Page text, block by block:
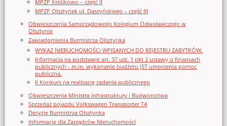
MPZP Królikowo – część II
MPZP Olsztynek ul. Daszyńskiego – część III
Obwieszczenia Samorządowego Kolegium Odwoławczego w
Olsztynie
Zawiadomienia Burmistrza Olsztynka
WYKAZ NIERUCHOMOŚCI WPISANYCH DO REJESTRU ZABYTKÓW.
Informacja na podstawie art. 37 ust. 1 pkt 2 ustawy o finansach
publicznych - m.in. wykonanie budżetu JST umorzenia pomoc
publiczna.
II Konkurs na realizację zadania publicznego
Obwieszczenia Ministra Infrastruktury i Budwonictwa
Sprzedaż pojazdu Volkswagen Transporter T4
Decyzje Burmistrza Olsztynka
Informacje dla Zarządców Nieruchomości